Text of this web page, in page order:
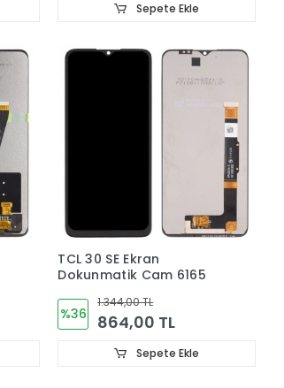
Sepete Ekle
TCL 30 SE Ekran
Dokunmatik Cam 6165
%36
1.344,00 TL
864,00 TL
Sepete Ekle